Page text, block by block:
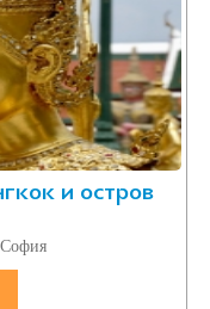
и остров